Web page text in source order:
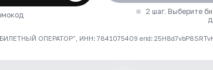
2 шаг. Выберите
ОПЕРАТОР", ИНН: 7841075409 erid: